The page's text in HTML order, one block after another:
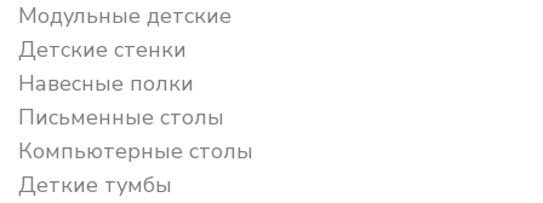
Модульные детские
Детские стенки
Навесные полки
Письменные столы
Компьютерные столы
Деткие тумбы